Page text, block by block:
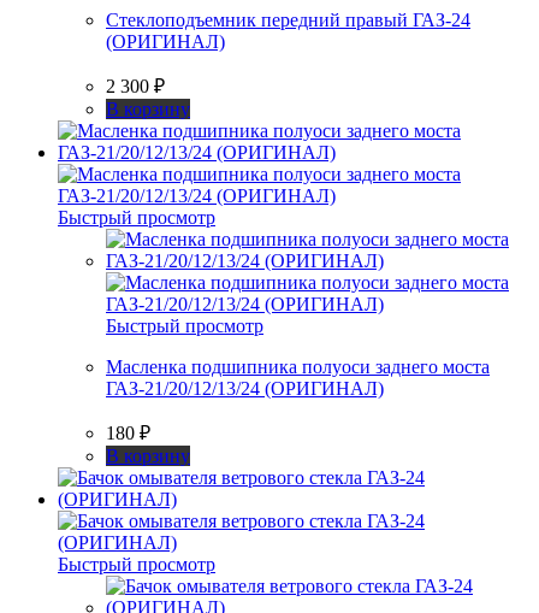
Стеклоподъемник передний правый ГАЗ-24
(ОРИГИНАЛ)
2 300 ₽
В корзину
Быстрый просмотр
Быстрый просмотр
Масленка подшипника полуоси заднего моста
ГАЗ-21/20/12/13/24 (ОРИГИНАЛ)
180 ₽
В корзину
Быстрый просмотр